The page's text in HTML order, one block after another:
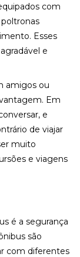
com
Esses
e
amigos ou
Em
e
de viajar
muito
e viagens
é a segurança
são
com diferentes